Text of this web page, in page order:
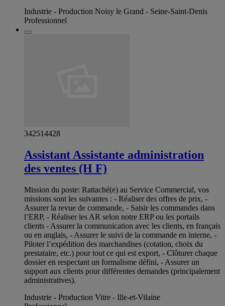
Industrie - Production Noisy le Grand - Seine-Saint-Denis
Professionnel
342514428
Assistant Assistante administration
des ventes (H F)
Mission du poste: Rattaché(e) au Service Commercial, vos
missions sont les suivantes : - Réaliser des offres de prix, -
Assurer la revue de commande, - Saisir les commandes dans
l’ERP, - Réaliser les AR selon notre ERP ou les portails
clients - Assurer la communication avec les clients, en français
ou en anglais, - Assurer le suivi de la commande en interne, -
Piloter l’expédition des marchandises (cotation, choix du
prestataire, etc.) pour tout ce qui est export, - Clôturer chaque
dossier en respectant un formalisme défini, - Assurer un
support aux clients pour différentes demandes (principalement
administratives).
Industrie - Production Vitre - Ille-et-Vilaine